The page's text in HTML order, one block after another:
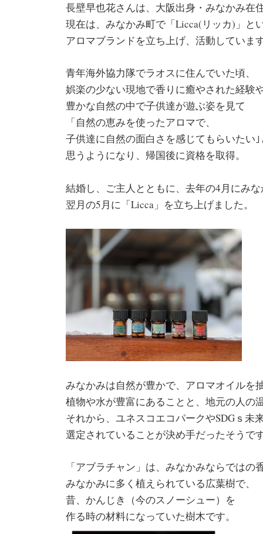
長壁早也花さんは、大阪出身・みなかみ在住
現在は、みなかみ町で「Licca(リッカ)」と
アロマブランドを立ち上げ、活動しています
青年海外協力隊でラオスに住んでいた頃、
娯楽の少ない現地で香りに癒やされた経験や
豊かな自然の中で子供達が遊ぶ姿を見て
「自然の恵みを使ったアロマで、
子供達に自然の面白さを感じてもらいたい｣
思うようになり、帰国後に資格を取得。
結婚し、ご主人とともに、去年の4月にみな
翌月の5月に「Licca」を立ち上げました。
みなかみは自然が豊かで、アロマオイルを
植物や水が豊富にあることと、地元の人の温
それから、ユネスコエコパークやSDGｓ未
選定されていることが決め手だったそうです
「アブラチャン」は、みなかみならではの香
みなかみに多く植えられている広葉樹で、
昔、かんじき（今のスノーシュー）を
作る時の材料になっていた樹木です。